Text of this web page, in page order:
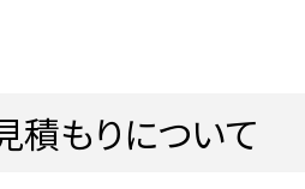
積もりについて